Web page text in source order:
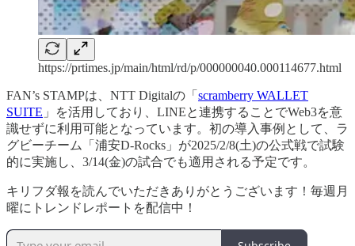
https://prtimes.jp/main/html/rd/p/000000040.000114677.html
FAN’s STAMPは、NTT Digitalの「 scramberry WALLET
SUITE 」を活用しており、LINEと連携することでWeb3を意
識せずに利用可能となっています。初の導入事例として、ラ
グビーチーム「浦安D-Rocks」が2025/2/8(土)の公式戦で試験
的に実施し、3/14(金)の試合でも適用される予定です。
キリフダ報を読んでいただきありがとうございます！毎週月
曜にトレンドレポートを配信中！